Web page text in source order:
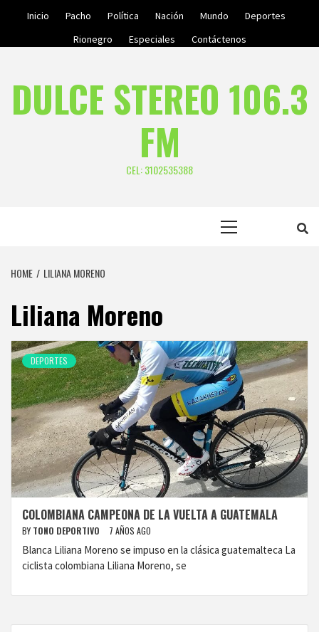
Inicio Pacho Política Nación Mundo
Deportes
Rionegro
Especiales Contáctenos
DULCE STEREO 106.3
FM
CEL: 3102535388
HOME LILIANA MORENO
Liliana Moreno
DEPORTES
COLOMBIANA CAMPEONA DE LA VUELTA A GUATEMALA
BY TONO DEPORTIVO 7 AÑOS AGO
Blanca Liliana Moreno se impuso en la clásica guatemalteca La
ciclista colombiana Liliana Moreno, se